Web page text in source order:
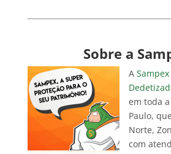
Sobre a
A
em toda
Paulo,
Norte,
com